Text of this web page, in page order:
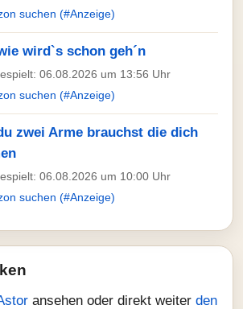
suchen (#Anzeige)
wird`s schon geh´n
06.08.2026 um 13:56 Uhr
suchen (#Anzeige)
zwei Arme brauchst die dich
06.08.2026 um 10:00 Uhr
suchen (#Anzeige)
ansehen oder direkt weiter den